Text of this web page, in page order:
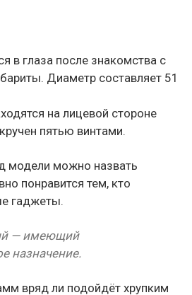
в глаза после знакомства с
Диаметр составляет 51
на лицевой стороне
пятью винтами.
модели можно назвать
понравится тем, кто
гаджеты.
— имеющий
назначение.
вряд ли подойдёт хрупким